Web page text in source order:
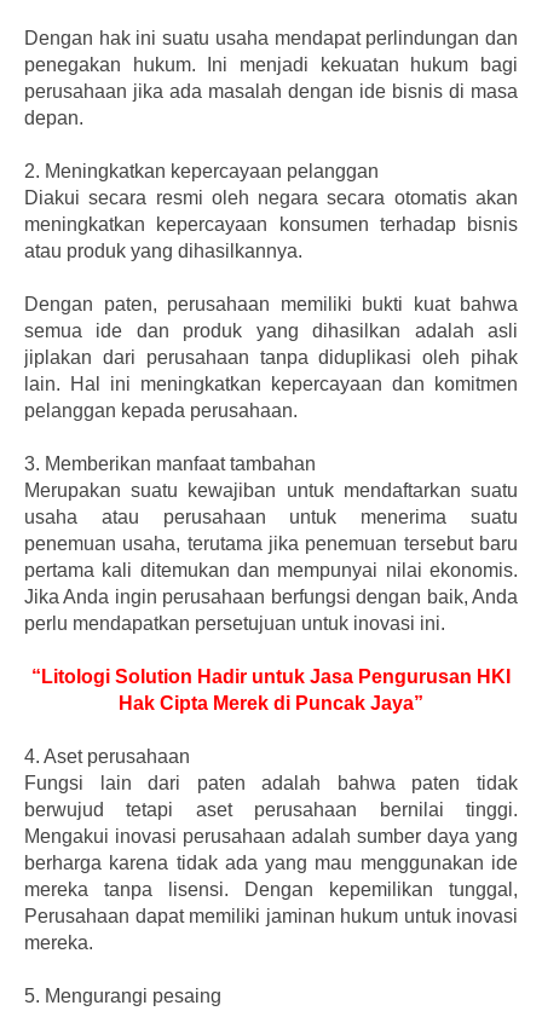
Dengan hak ini suatu usaha mendapat perlindungan dan
penegakan hukum. Ini menjadi kekuatan hukum bagi
perusahaan jika ada masalah dengan ide bisnis di masa
depan.
2. Meningkatkan kepercayaan pelanggan
Diakui secara resmi oleh negara secara otomatis akan
meningkatkan kepercayaan konsumen terhadap bisnis
atau produk yang dihasilkannya.
Dengan paten, perusahaan memiliki bukti kuat bahwa
semua ide dan produk yang dihasilkan adalah asli
jiplakan dari perusahaan tanpa diduplikasi oleh pihak
lain. Hal ini meningkatkan kepercayaan dan komitmen
pelanggan kepada perusahaan.
3. Memberikan manfaat tambahan
Merupakan suatu kewajiban untuk mendaftarkan suatu
usaha atau perusahaan untuk menerima suatu
penemuan usaha, terutama jika penemuan tersebut baru
pertama kali ditemukan dan mempunyai nilai ekonomis.
Jika Anda ingin perusahaan berfungsi dengan baik, Anda
perlu mendapatkan persetujuan untuk inovasi ini.
“Litologi Solution Hadir untuk Jasa Pengurusan HKI
Hak Cipta Merek di Puncak Jaya”
4. Aset perusahaan
Fungsi lain dari paten adalah bahwa paten tidak
berwujud tetapi aset perusahaan bernilai tinggi.
Mengakui inovasi perusahaan adalah sumber daya yang
berharga karena tidak ada yang mau menggunakan ide
mereka tanpa lisensi. Dengan kepemilikan tunggal,
Perusahaan dapat memiliki jaminan hukum untuk inovasi
mereka.
5. Mengurangi pesaing